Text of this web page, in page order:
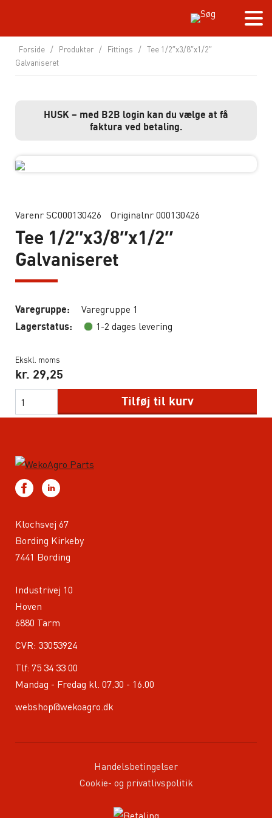
Forside / Produkter / Fittings / Tee 1/2″x3/8″x1/2″
Galvaniseret
HUSK – med B2B login kan du vælge at få
faktura ved betaling.
Varenr SC000130426 Originalnr 000130426
Tee 1/2″x3/8″x1/2″
Galvaniseret
Varegruppe: Varegruppe 1
Lagerstatus: 1-2 dages levering
Ekskl. moms
kr. 29,25
Tilføj til kurv
Klochsvej 67
Bording Kirkeby
7441 Bording
Industrivej 10
Hoven
6880 Tarm
CVR: 33053924
Tlf: 75 34 33 00
Mandag - Fredag kl. 07.30 - 16.00
webshop@wekoagro.dk
Handelsbetingelser
Cookie- og privatlivspolitik